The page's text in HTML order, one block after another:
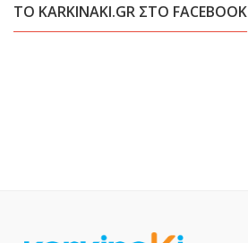
ΤΟ KARKINAKI.GR ΣΤΟ FACEBOOK